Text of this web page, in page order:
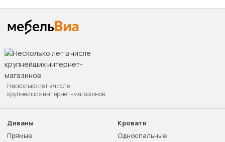
Несколько лет в числе
крупнейших интернет-магазинов
Диваны
Прямые
Кровати
Односпальные